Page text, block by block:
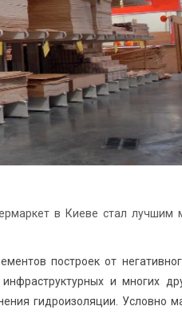
в Киеве стал лучшим
построек от
и многих
гидроизоляции. Условно